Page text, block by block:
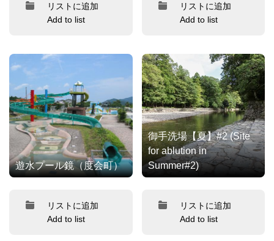
リストに追加
Add to list
リストに追加
Add to list
遊水プール鏡（度会町）
リストに追加
Add to list
御手洗場【夏】#2 (Site
for ablution in
Summer#2)
リストに追加
Add to list